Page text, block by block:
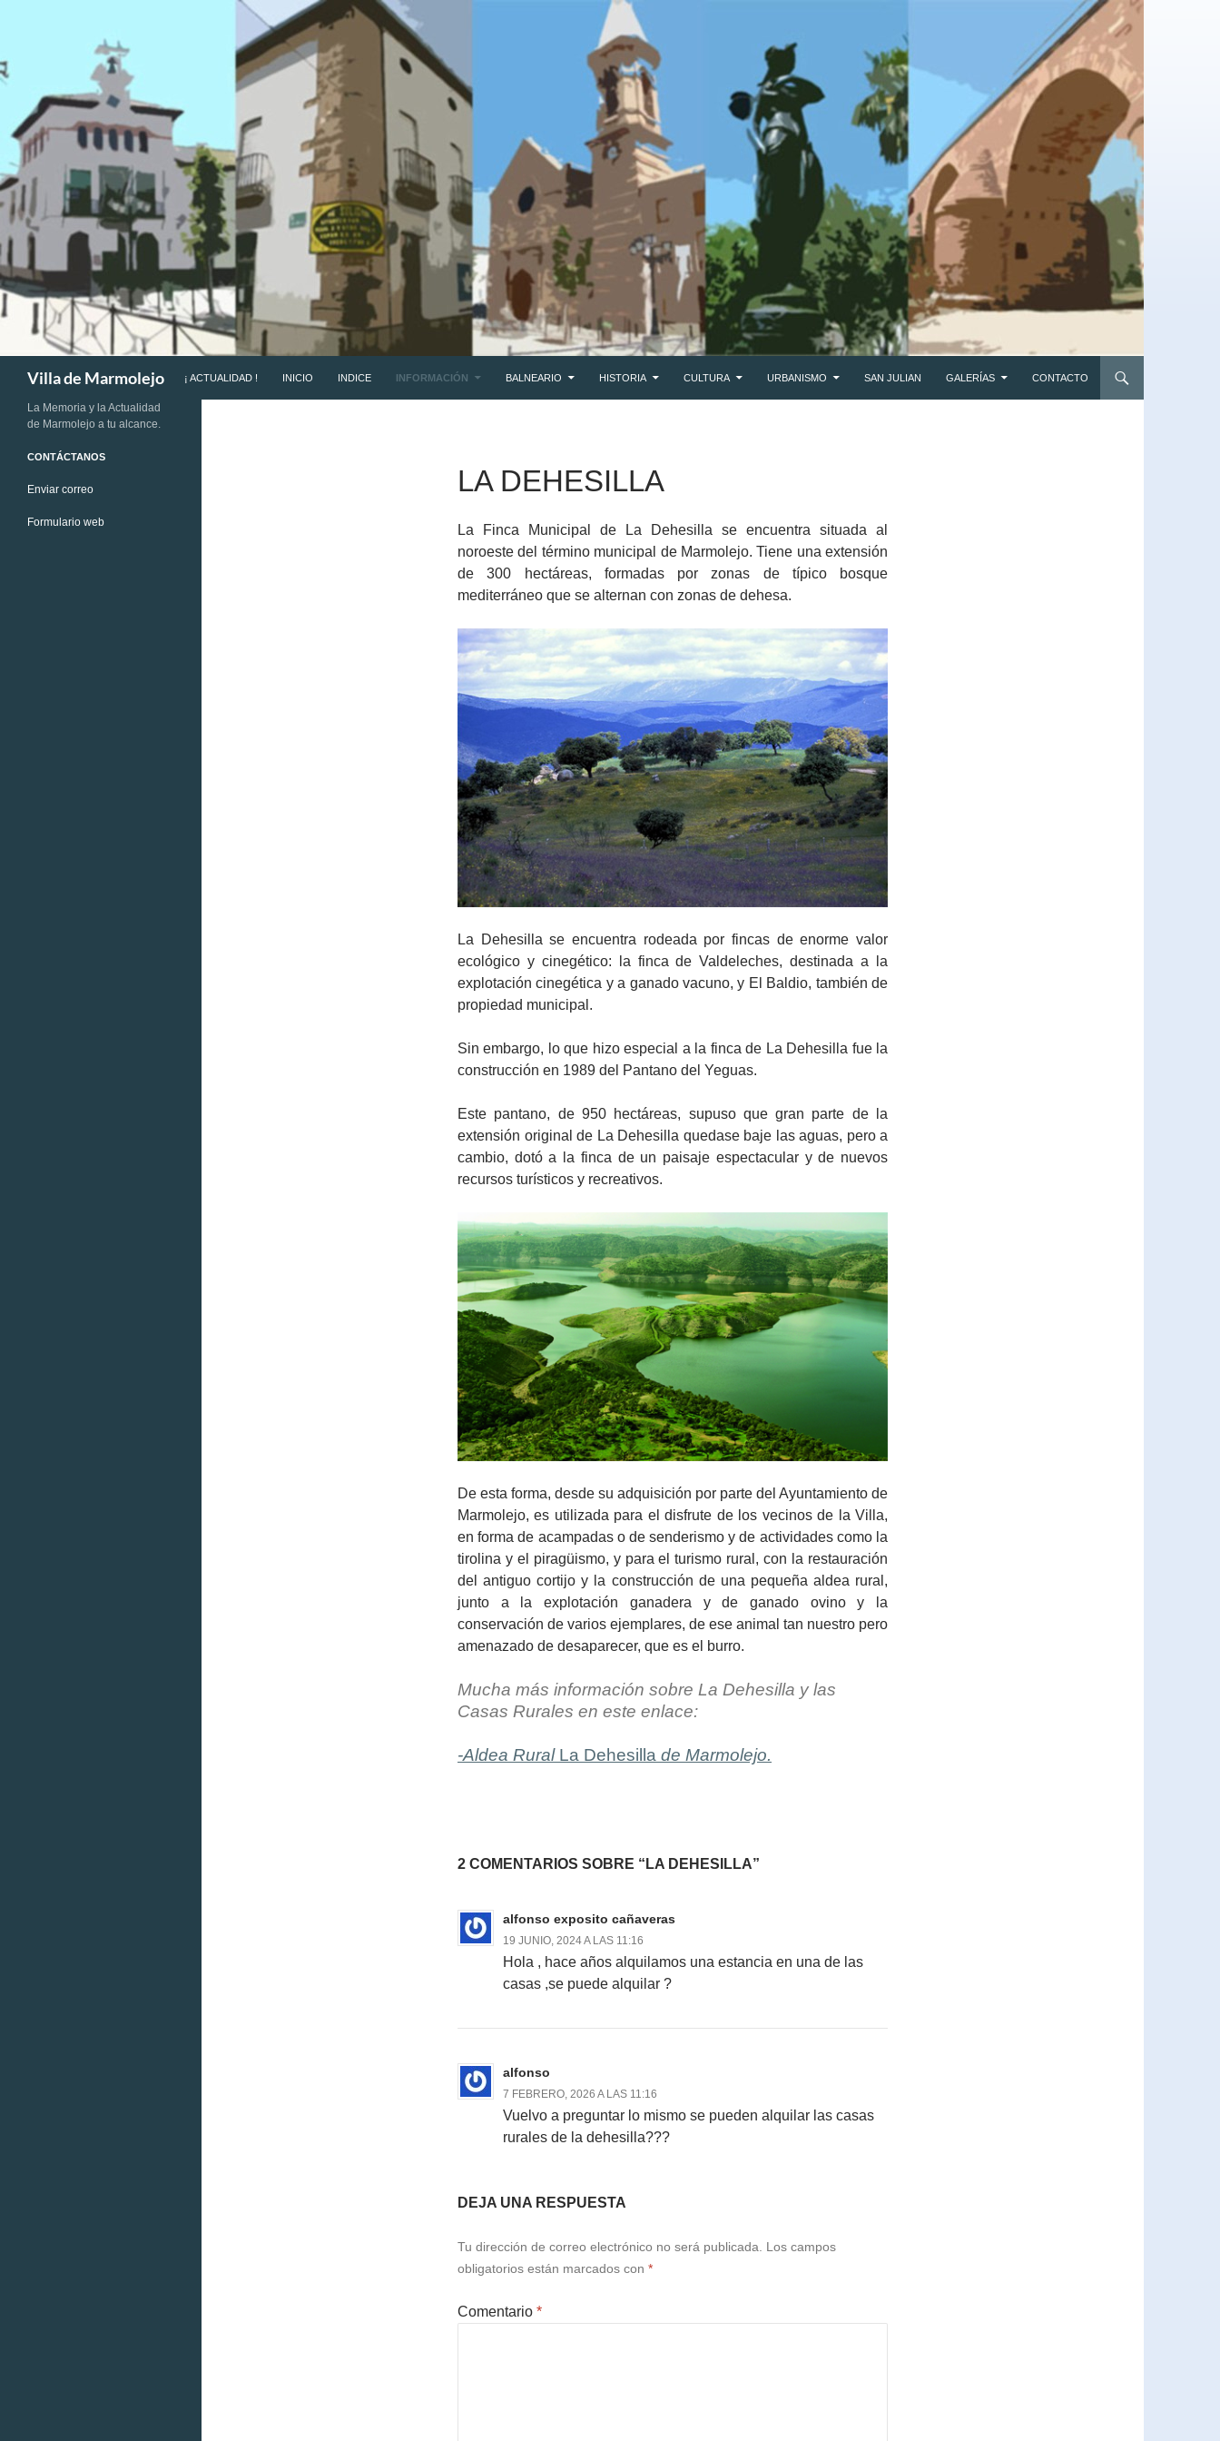
Villa de Marmolejo
¡ ACTUALIDAD !
INICIO INDICE INFORMACIÓN BALNEARIO HISTORIA CULTURA URBANISMO SAN JULIAN GALERÍAS CONTACTO
LA DEHESILLA
La Finca Municipal de La Dehesilla se encuentra situada al
noroeste del término municipal de Marmolejo. Tiene una extensión
de 300 hectáreas, formadas por zonas de típico bosque
mediterráneo que se alternan con zonas de dehesa.
La Dehesilla se encuentra rodeada por fincas de enorme valor
ecológico y cinegético: la finca de Valdeleches, destinada a la
explotación cinegética y a ganado vacuno, y El Baldio, también de
propiedad municipal.
Sin embargo, lo que hizo especial a la finca de La Dehesilla fue la
construcción en 1989 del Pantano del Yeguas.
Este pantano, de 950 hectáreas, supuso que gran parte de la
extensión original de La Dehesilla quedase baje las aguas, pero a
cambio, dotó a la finca de un paisaje espectacular y de nuevos
recursos turísticos y recreativos.
De esta forma, desde su adquisición por parte del Ayuntamiento de
Marmolejo, es utilizada para el disfrute de los vecinos de la Villa,
en forma de acampadas o de senderismo y de actividades como la
tirolina y el piragüismo, y para el turismo rural, con la restauración
del antiguo cortijo y la construcción de una pequeña aldea rural,
junto a la explotación ganadera y de ganado ovino y la
conservación de varios ejemplares, de ese animal tan nuestro pero
amenazado de desaparecer, que es el burro.
Mucha más información sobre La Dehesilla y las
Casas Rurales en este enlace:
-Aldea Rural La Dehesilla de Marmolejo.
2 COMENTARIOS SOBRE “LA DEHESILLA”
alfonso exposito cañaveras
19 JUNIO, 2024 A LAS 11:16
Hola , hace años alquilamos una estancia en una de las
casas ,se puede alquilar ?
alfonso
7 FEBRERO, 2026 A LAS 11:16
Vuelvo a preguntar lo mismo se pueden alquilar las casas
rurales de la dehesilla???
DEJA UNA RESPUESTA
Tu dirección de correo electrónico no será publicada.
Los campos
obligatorios están marcados con *
Comentario *
La Memoria y la Actualidad
de Marmolejo a tu alcance.
CONTÁCTANOS
Enviar correo
Formulario web